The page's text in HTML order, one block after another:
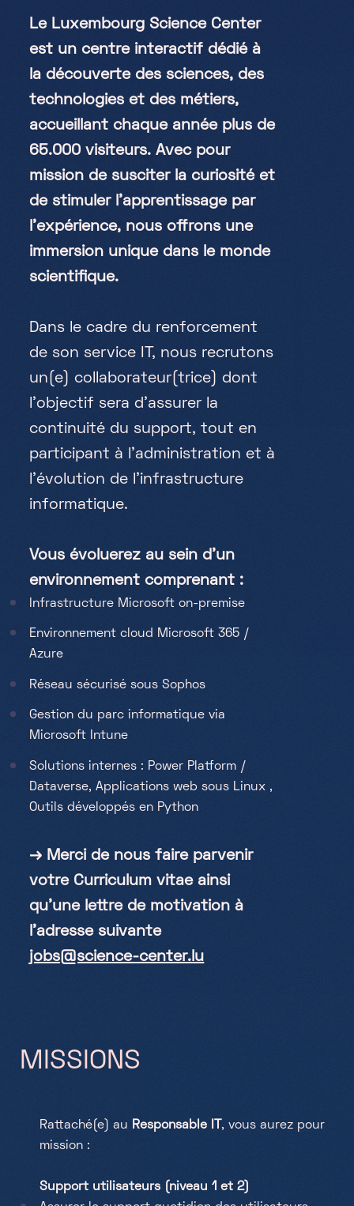
EN
+352 28 83 99 1
reception@science-center.lu
Go !
1, rue John Ernest Dolibois
4573 Differdange
Monday - Friday
9h-17h
Saturday, Sunday & holidays
10h-18h
Le Luxembourg Science Center
est un centre interactif dédié à
la découverte des sciences, des
technologies et des métiers,
accueillant chaque année plus de
65.000 visiteurs. Avec pour
mission de susciter la curiosité et
de stimuler l’apprentissage par
l’expérience, nous offrons une
immersion unique dans le monde
scientifique.
Dans le cadre du renforcement
de son service IT, nous recrutons
un(e) collaborateur(trice) dont
l’objectif sera d’assurer la
continuité du support, tout en
participant à l’administration et à
l’évolution de l’infrastructure
informatique.
Vous évoluerez au sein d’un
environnement comprenant :
Infrastructure Microsoft on-premise
Environnement cloud Microsoft 365 /
Azure
Réseau sécurisé sous Sophos
Gestion du parc informatique via
Microsoft Intune
Solutions internes : Power Platform /
Dataverse, Applications web sous Linux ,
Outils développés en Python
→ Merci de nous faire parvenir
votre Curriculum vitae ainsi
qu’une lettre de motivation à
l’adresse suivante
jobs@science-center.lu
M SS O NS
Rattaché(e) au Responsable IT , vous aurez pour
mission :
Support utilisateurs (niveau 1 et 2)